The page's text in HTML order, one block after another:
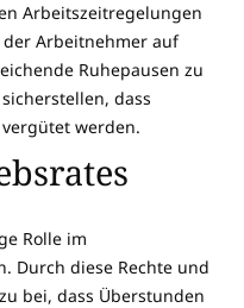
Arbeitszeitregelungen
Arbeitnehmer auf
Ruhepausen zu
dass
werden.
Rolle im
Durch diese Rechte und
bei, dass Überstunden